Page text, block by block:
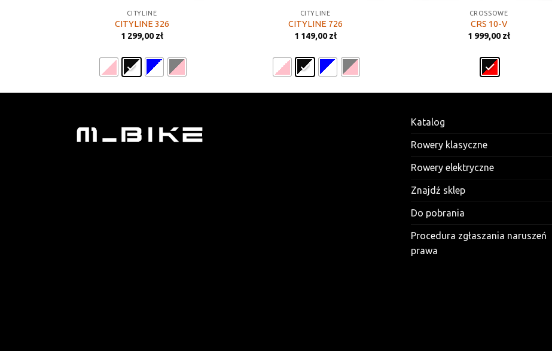
CITYLINE
CITYLINE 326
1 299,00zł
CITYLINE
CITYLINE 726
1 149,00zł
CROSSOWE
CRS 10-V
1 999,00zł
Katalog
Rowery klasyczne
Rowery elektryczne
Znajdź sklep
Do pobrania
Procedura zgłaszania naruszeń
prawa